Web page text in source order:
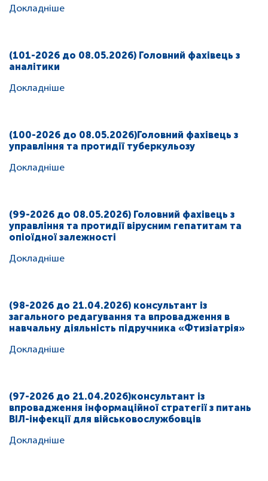
Докладніше
(101-2026 до 08.05.2026) Головний фахівець з
аналітики
Докладніше
(100-2026 до 08.05.2026)Головний фахівець з
управління та протидії туберкульозу
Докладніше
(99-2026 до 08.05.2026) Головний фахівець з
управління та протидії вірусним гепатитам та
опіоїдної залежності
Докладніше
(98-2026 до 21.04.2026) консультант із
загального редагування та впровадження в
навчальну діяльність підручника «Фтизіатрія»
Докладніше
(97-2026 до 21.04.2026)консультант із
впровадження інформаційної стратегії з питань
ВІЛ-інфекції для військовослужбовців
Докладніше